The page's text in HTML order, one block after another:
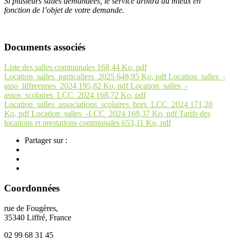
fonction de l’objet de votre demande.
Documents associés
Liste des salles communales 168,44 Ko, pdf
Location_salles_particuliers_2025 648,95 Ko, pdf Location_salles_-
asso_liffreennes_2024 195,82 Ko, pdf Location_salles_-
assos_scolaires_LCC_2024 168,72 Ko, pdf
Location_salles_associations_scolaires_hors_LCC_2024 171,20
Ko, pdf Location_salles_-LCC_2024 169,37 Ko, pdf Tarifs des
locations et prestations communales 653,11 Ko, pdf
Partager sur :
Coordonnées
rue de Fougères,
35340 Liffré, France
02 99 68 31 45